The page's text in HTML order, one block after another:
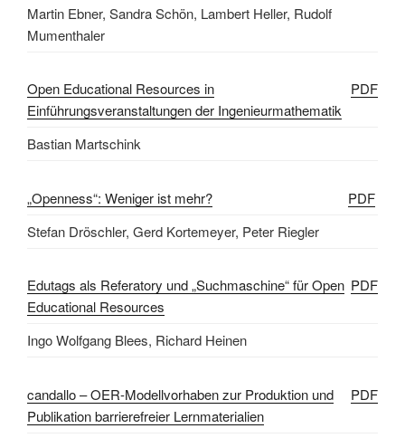
Martin Ebner, Sandra Schön, Lambert Heller, Rudolf
Mumenthaler
Open Educational Resources in
Einführungsveranstaltungen der Ingenieurmathematik
PDF
Bastian Martschink
„Openness“: Weniger ist mehr?
PDF
Stefan Dröschler, Gerd Kortemeyer, Peter Riegler
Edutags als Referatory und „Suchmaschine“ für Open
Educational Resources
PDF
Ingo Wolfgang Blees, Richard Heinen
candallo – OER-Modellvorhaben zur Produktion und
Publikation barrierefreier Lernmaterialien
PDF